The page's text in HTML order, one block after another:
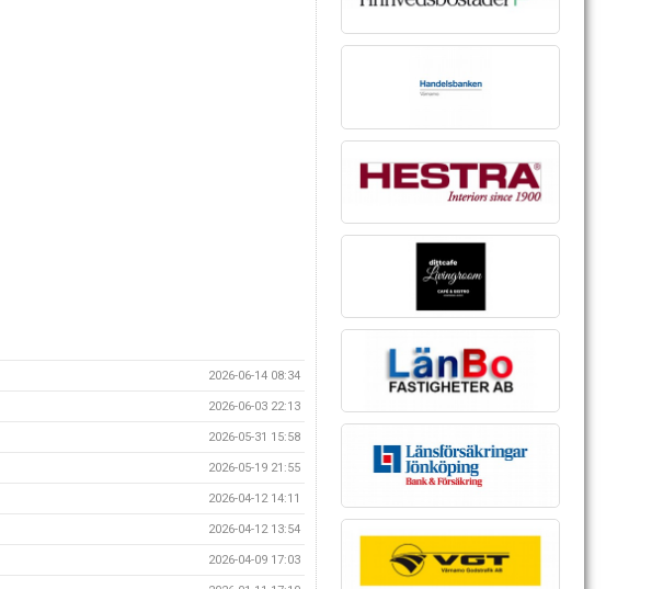
2026-06-14 08:34
2026-06-03 22:13
2026-05-31 15:58
2026-05-19 21:55
2026-04-12 14:11
2026-04-12 13:54
2026-04-09 17:03